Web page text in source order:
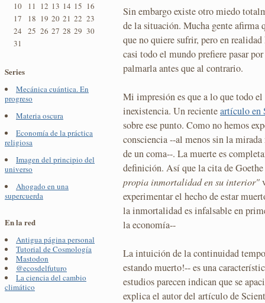
10
11 12 13 14 15 16
17
18 19 20 21 22 23
24
25 26 27 28 29 30
31
Series
Mecánica cuántica. En
progreso
Materia oscura
Economía de la práctica
religiosa
Imagen del principio del
universo
Ahogado en una
supercuerda
En la red
Antigua página personal
Tutorial de Cosmología
Mastodon
@ecosdelfuturo
La ciencia del cambio
climático
Sin embargo existe otro miedo
de la situación. Mucha gente afirma
que no quiere sufrir, pero en
casi todo el mundo prefiere pasar
palmarla antes que al contrario.
Mi impresión es que a lo que todo
inexistencia. Un recienteartículo en
sobre ese punto. Como no hemos
consciencia --al menos sin la
de un coma--. La muerte es
definición. Así que la cita de Goethe
propia inmortalidad en su interior"
experimentar el hecho de estar
la inmortalidad es infalsable en
la economía--
La intuición de la continuidad
estando muerto!-- es una
estudios parecen indican que se
explica el autor del artículo de